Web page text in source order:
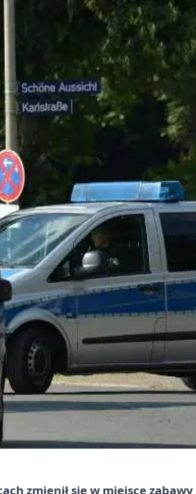
zmienił się w miejsce zabawy